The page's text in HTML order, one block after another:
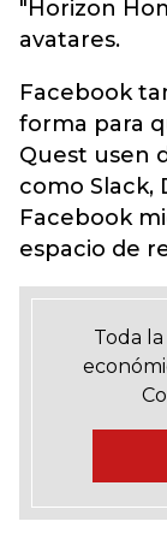
"Horizon
avatares.
Facebook
forma para
Quest usen
como Slack,
Facebook
espacio de
Toda